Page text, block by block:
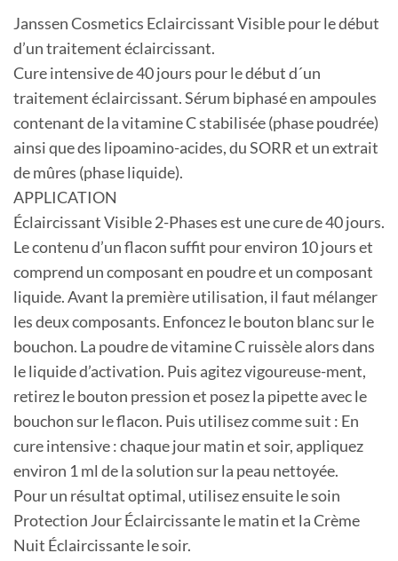
Janssen Cosmetics Eclaircissant Visible pour le début
d’un traitement éclaircissant.
Cure intensive de 40 jours pour le début d´un
traitement éclaircissant. Sérum biphasé en ampoules
contenant de la vitamine C stabilisée (phase poudrée)
ainsi que des lipoamino-acides, du SORR et un extrait
de mûres (phase liquide).
APPLICATION
Éclaircissant Visible 2-Phases est une cure de 40 jours.
Le contenu d’un flacon suffit pour environ 10 jours et
comprend un composant en poudre et un composant
liquide. Avant la première utilisation, il faut mélanger
les deux composants. Enfoncez le bouton blanc sur le
bouchon. La poudre de vitamine C ruissèle alors dans
le liquide d’activation. Puis agitez vigoureuse-ment,
retirez le bouton pression et posez la pipette avec le
bouchon sur le flacon. Puis utilisez comme suit : En
cure intensive : chaque jour matin et soir, appliquez
environ 1 ml de la solution sur la peau nettoyée.
Pour un résultat optimal, utilisez ensuite le soin
Protection Jour Éclaircissante le matin et la Crème
Nuit Éclaircissante le soir.